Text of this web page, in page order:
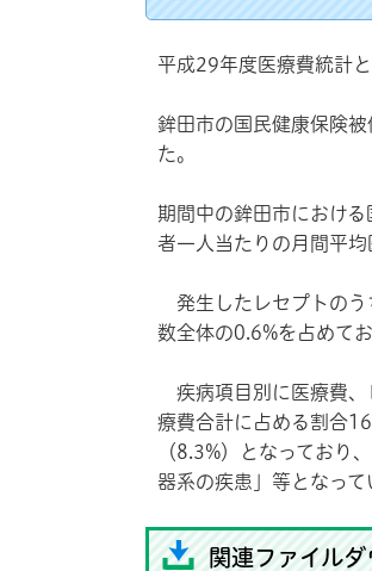
平成29年度医療費統計
鉾田市の国民健康保険
た。
期間中の鉾田市におけ
者一人当たりの月間平
発生したレセプトのう
数全体の0.6%を占めて
疾病項目別に医療費、
療費合計に占める割合
（8.3%）となっており
器系の疾患」等となって
関連ファイルダ